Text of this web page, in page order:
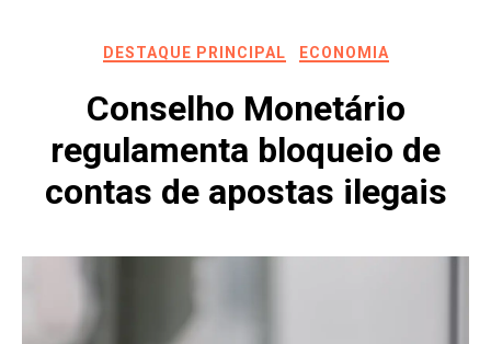
DESTAQUE PRINCIPAL ECONOMIA
Conselho Monetário
regulamenta bloqueio de
contas de apostas ilegais